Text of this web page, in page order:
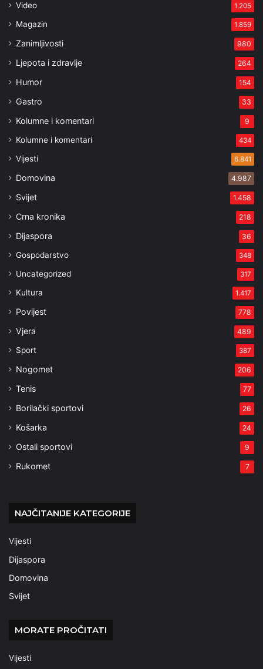
Video 1.205
Magazin 1.859
Zanimljivosti 980
Ljepota i zdravlje 264
Humor 154
Gastro 33
Kolumne i komentari 9
Kolumne i komentari 434
Vijesti 6.841
Domovina 4.987
Svijet 1.458
Crna kronika 218
Dijaspora 36
Gospodarstvo 348
Uncategorized 317
Kultura 1.417
Povijest 778
Vjera 489
Sport 387
Nogomet 206
Tenis 77
Borilački sportovi 26
Košarka 24
Ostali sportovi 9
Rukomet 7
NAJČITANIJE KATEGORIJE
Vijesti
Dijaspora
Domovina
Svijet
MORATE PROČITATI
Vijesti